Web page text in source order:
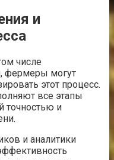
и
числе
фермеры могут
этот процесс.
все этапы
точностью и
и аналитики